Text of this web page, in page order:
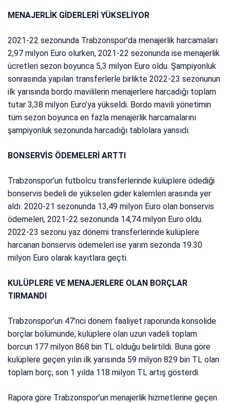
MENAJERLİK GİDERLERİ YÜKSELİYOR
2021-22 sezonunda Trabzonspor’da menajerlik harcamaları
2,97 milyon Euro olurken, 2021-22 sezonunda ise menajerlik
ücretleri sezon boyunca 5,3 milyon Euro oldu. Şampiyonluk
sonrasında yapılan transferlerle birlikte 2022-23 sezonunun
ilk yarısında bordo mavililerin menajerlere harcadığı toplam
tutar 3,38 milyon Euro’ya yükseldi. Bordo mavili yönetimin
tüm sezon boyunca en fazla menajerlik harcamalarını
şampiyonluk sezonunda harcadığı tablolara yansıdı.
BONSERVİS ÖDEMELERİ ARTTI
Trabzonspor’un futbolcu transferlerinde kulüplere ödediği
bonservis bedeli de yükselen gider kalemleri arasında yer
aldı. 2020-21 sezonunda 13,49 milyon Euro olan bonservis
ödemeleri, 2021-22 sezonunda 14,74 milyon Euro oldu.
2022-23 sezonu yaz dönemi transferlerinde kulüplere
harcanan bonservis ödemeleri ise yarım sezonda 19.30
milyon Euro olarak kayıtlara geçti.
KULÜPLERE VE MENAJERLERE OLAN BORÇLAR
TIRMANDI
Trabzonspor’un 47’nci dönem faaliyet raporunda konsolide
borçlar bölümünde, kulüplere olan uzun vadeli toplam
borcun 177 milyon 868 bin TL olduğu belirtildi. Buna göre
kulüplere geçen yılın ilk yarısında 59 milyon 829 bin TL olan
toplam borç, son 1 yılda 118 milyon TL artış gösterdi.
Rapora göre Trabzonspor’un menajerlik hizmetlerine geçen